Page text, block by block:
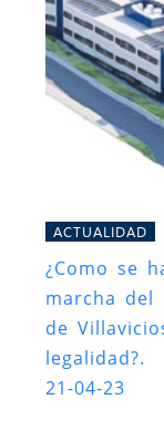
ACTUALIDAD
¿Como se
marcha del
de
legalidad?.
21-04-23